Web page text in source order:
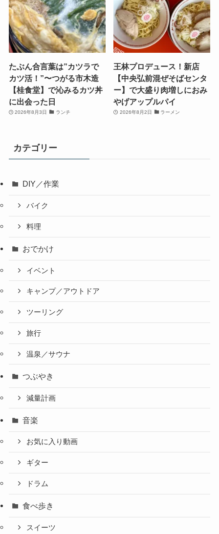
たぶん合言葉は”カツラで
カツ活！”〜つがる市木造
【桂食堂】で沁みるカツ丼
に出会った日
2026年8月3日 ランチ
王林プロデュース！新店
【中央弘前混ぜそばセンタ
ー】で大盛り肉増しにおみ
やげアップルパイ
2026年8月2日 ラーメン
カテゴリー
DIY／作業
バイク
料理
おでかけ
イベント
キャンプ／アウトドア
ツーリング
旅行
温泉／サウナ
つぶやき
減量計画
音楽
お気に入り動画
ギター
ドラム
食べ歩き
スイーツ